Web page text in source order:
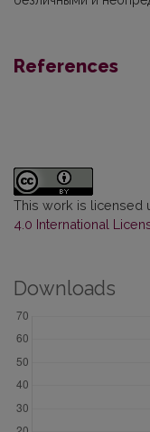
References
This work is licensed
4.0 International
Downloads